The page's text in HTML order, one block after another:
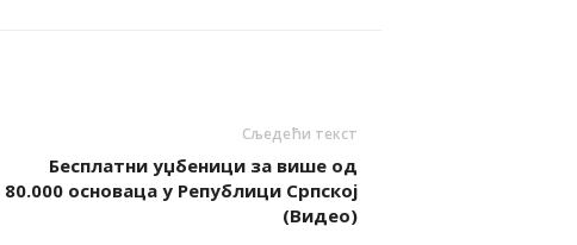
Сљедећи текст
Бесплатни уџбеници за више од
80.000 основаца у Републици Српској
(Видео)